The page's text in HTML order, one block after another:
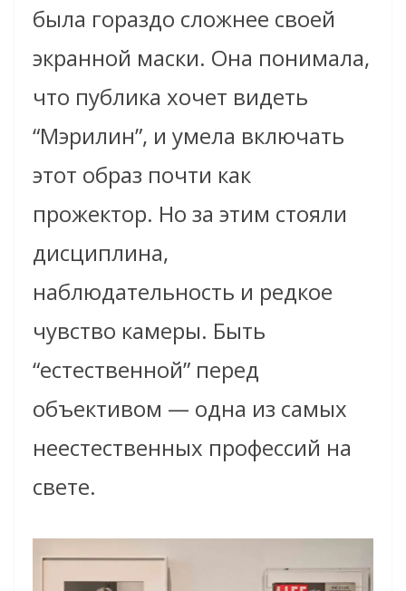
была гораздо сложнее своей
экранной маски. Она понимала,
что публика хочет видеть
“Мэрилин”, и умела включать
этот образ почти как
прожектор. Но за этим стояли
дисциплина,
наблюдательность и редкое
чувство камеры. Быть
“естественной” перед
объективом — одна из самых
неестественных профессий на
свете.